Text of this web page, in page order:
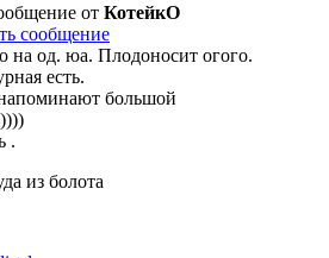
от КотейкО
на од. юа. Плодоносит огого.
есть.
большой
.
из болота